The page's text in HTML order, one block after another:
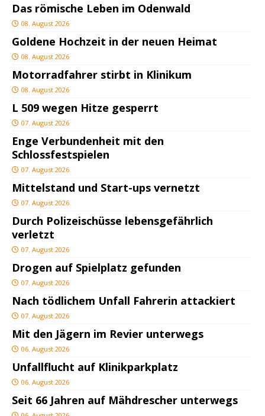
Das römische Leben im Odenwald
08. August 2026
Goldene Hochzeit in der neuen Heimat
08. August 2026
Motorradfahrer stirbt in Klinikum
08. August 2026
L 509 wegen Hitze gesperrt
07. August 2026
Enge Verbundenheit mit den
Schlossfestspielen
07. August 2026
Mittelstand und Start-ups vernetzt
07. August 2026
Durch Polizeischüsse lebensgefährlich
verletzt
07. August 2026
Drogen auf Spielplatz gefunden
07. August 2026
Nach tödlichem Unfall Fahrerin attackiert
07. August 2026
Mit den Jägern im Revier unterwegs
06. August 2026
Unfallflucht auf Klinikparkplatz
06. August 2026
Seit 66 Jahren auf Mähdrescher unterwegs